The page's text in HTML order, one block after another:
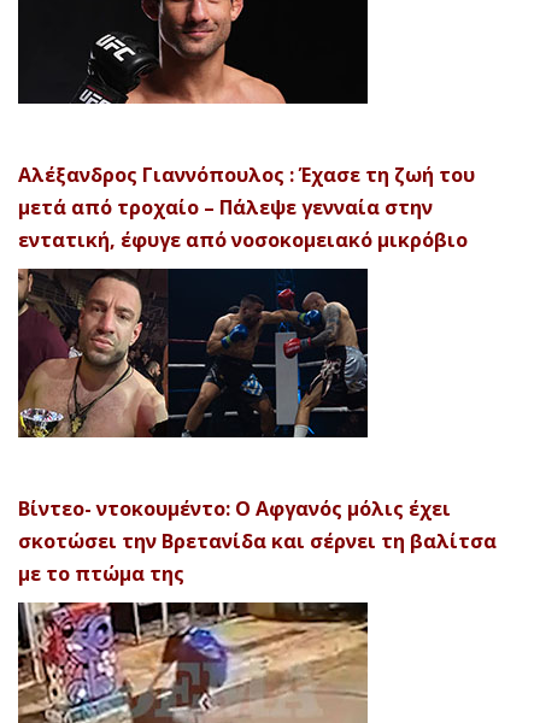
Αλέξανδρος Γιαννόπουλος : Έχασε τη ζωή του
μετά από τροχαίο – Πάλεψε γενναία στην
εντατική, έφυγε από νοσοκομειακό μικρόβιο
Βίντεο- ντοκουμέντο: Ο Αφγανός μόλις έχει
σκοτώσει την Βρετανίδα και σέρνει τη βαλίτσα
με το πτώμα της